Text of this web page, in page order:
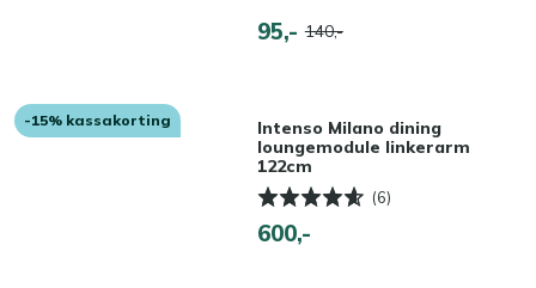
95,- 140,-
-15% kassakorting
Intenso Milano dining
loungemodule linkerarm
122cm
(6)
600,-